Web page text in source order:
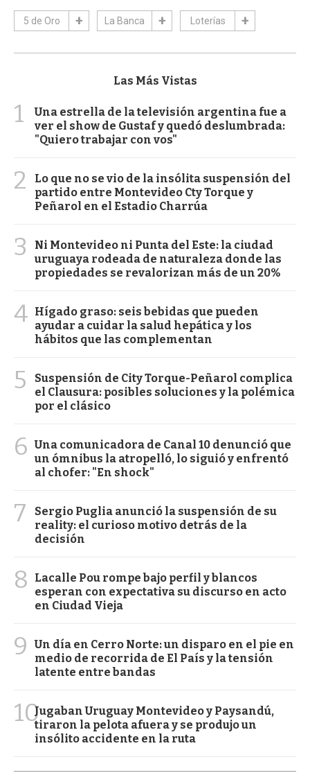
5 de Oro La Banca Loterías
Las Más Vistas
1
Una estrella de la televisión argentina fue a
ver el show de Gustaf y quedó deslumbrada:
"Quiero trabajar con vos"
2
Lo que no se vio de la insólita suspensión del
partido entre Montevideo Cty Torque y
Peñarol en el Estadio Charrúa
3
Ni Montevideo ni Punta del Este: la ciudad
uruguaya rodeada de naturaleza donde las
propiedades se revalorizan más de un 20%
4 Hígado graso: seis bebidas que pueden
ayudar a cuidar la salud hepática y los
hábitos que las complementan
5
Suspensión de City Torque-Peñarol complica
el Clausura: posibles soluciones y la polémica
por el clásico
6 Una comunicadora de Canal 10 denunció que
un ómnibus la atropelló, lo siguió y enfrentó
al chofer: "En shock"
7
Sergio Puglia anunció la suspensión de su
reality: el curioso motivo detrás de la
decisión
8
Lacalle Pou rompe bajo perfil y blancos
esperan con expectativa su discurso en acto
en Ciudad Vieja
9
Un día en Cerro Norte: un disparo en el pie en
medio de recorrida de El País y la tensión
latente entre bandas
10Jugaban Uruguay Montevideo y Paysandú,
tiraron la pelota afuera y se produjo un
insólito accidente en la ruta